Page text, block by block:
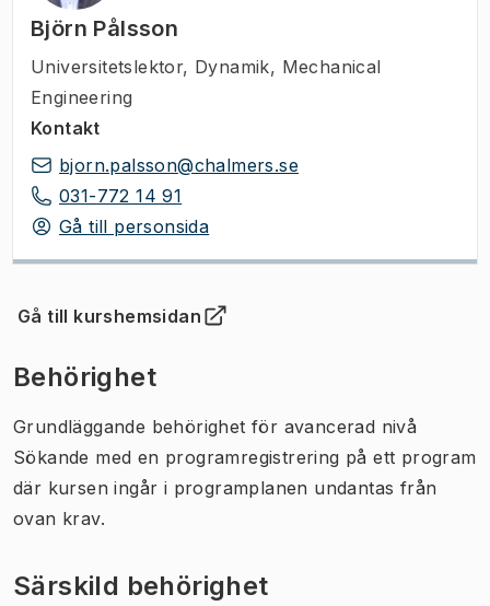
Björn Pålsson
Universitetslektor, Dynamik, Mechanical
Engineering
Kontakt
bjorn.palsson@chalmers.se
031-772 14 91
Gå till personsida
Gå till kurshemsidan
(Öppnas i ny flik)
Behörighet
Grundläggande behörighet för avancerad nivå
Sökande med en programregistrering på ett program
där kursen ingår i programplanen undantas från
ovan krav.
Särskild behörighet